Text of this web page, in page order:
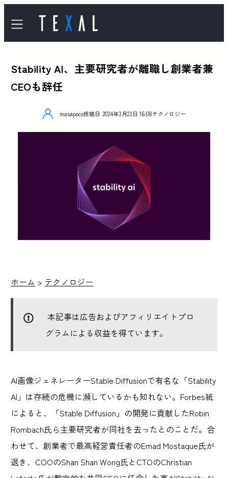
Stability AI、主要研究者が離職し創業者兼
CEOも辞任
masapoco投稿日 2024年3月23日 16:08テクノロジー
ホーム > テクノロジー
本記事は広告およびアフィリエイトプロ
グラムによる収益を得ています。
AI画像ジェネレーターStable Diffusionで有名な「Stability
AI」は存続の危機に瀕しているかも知れない。Forbes紙
によると、「Stable Diffusion」の開発に貢献したRobin
Rombach氏ら主要研究者が同社を去ったとのことだ。合
わせて、創業者で最高経営責任者のEmad Mostaque氏が
退き、COOのShan Shan Wong氏とCTOのChristian